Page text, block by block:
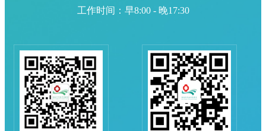
工作时间：早8:00 - 晚17:30